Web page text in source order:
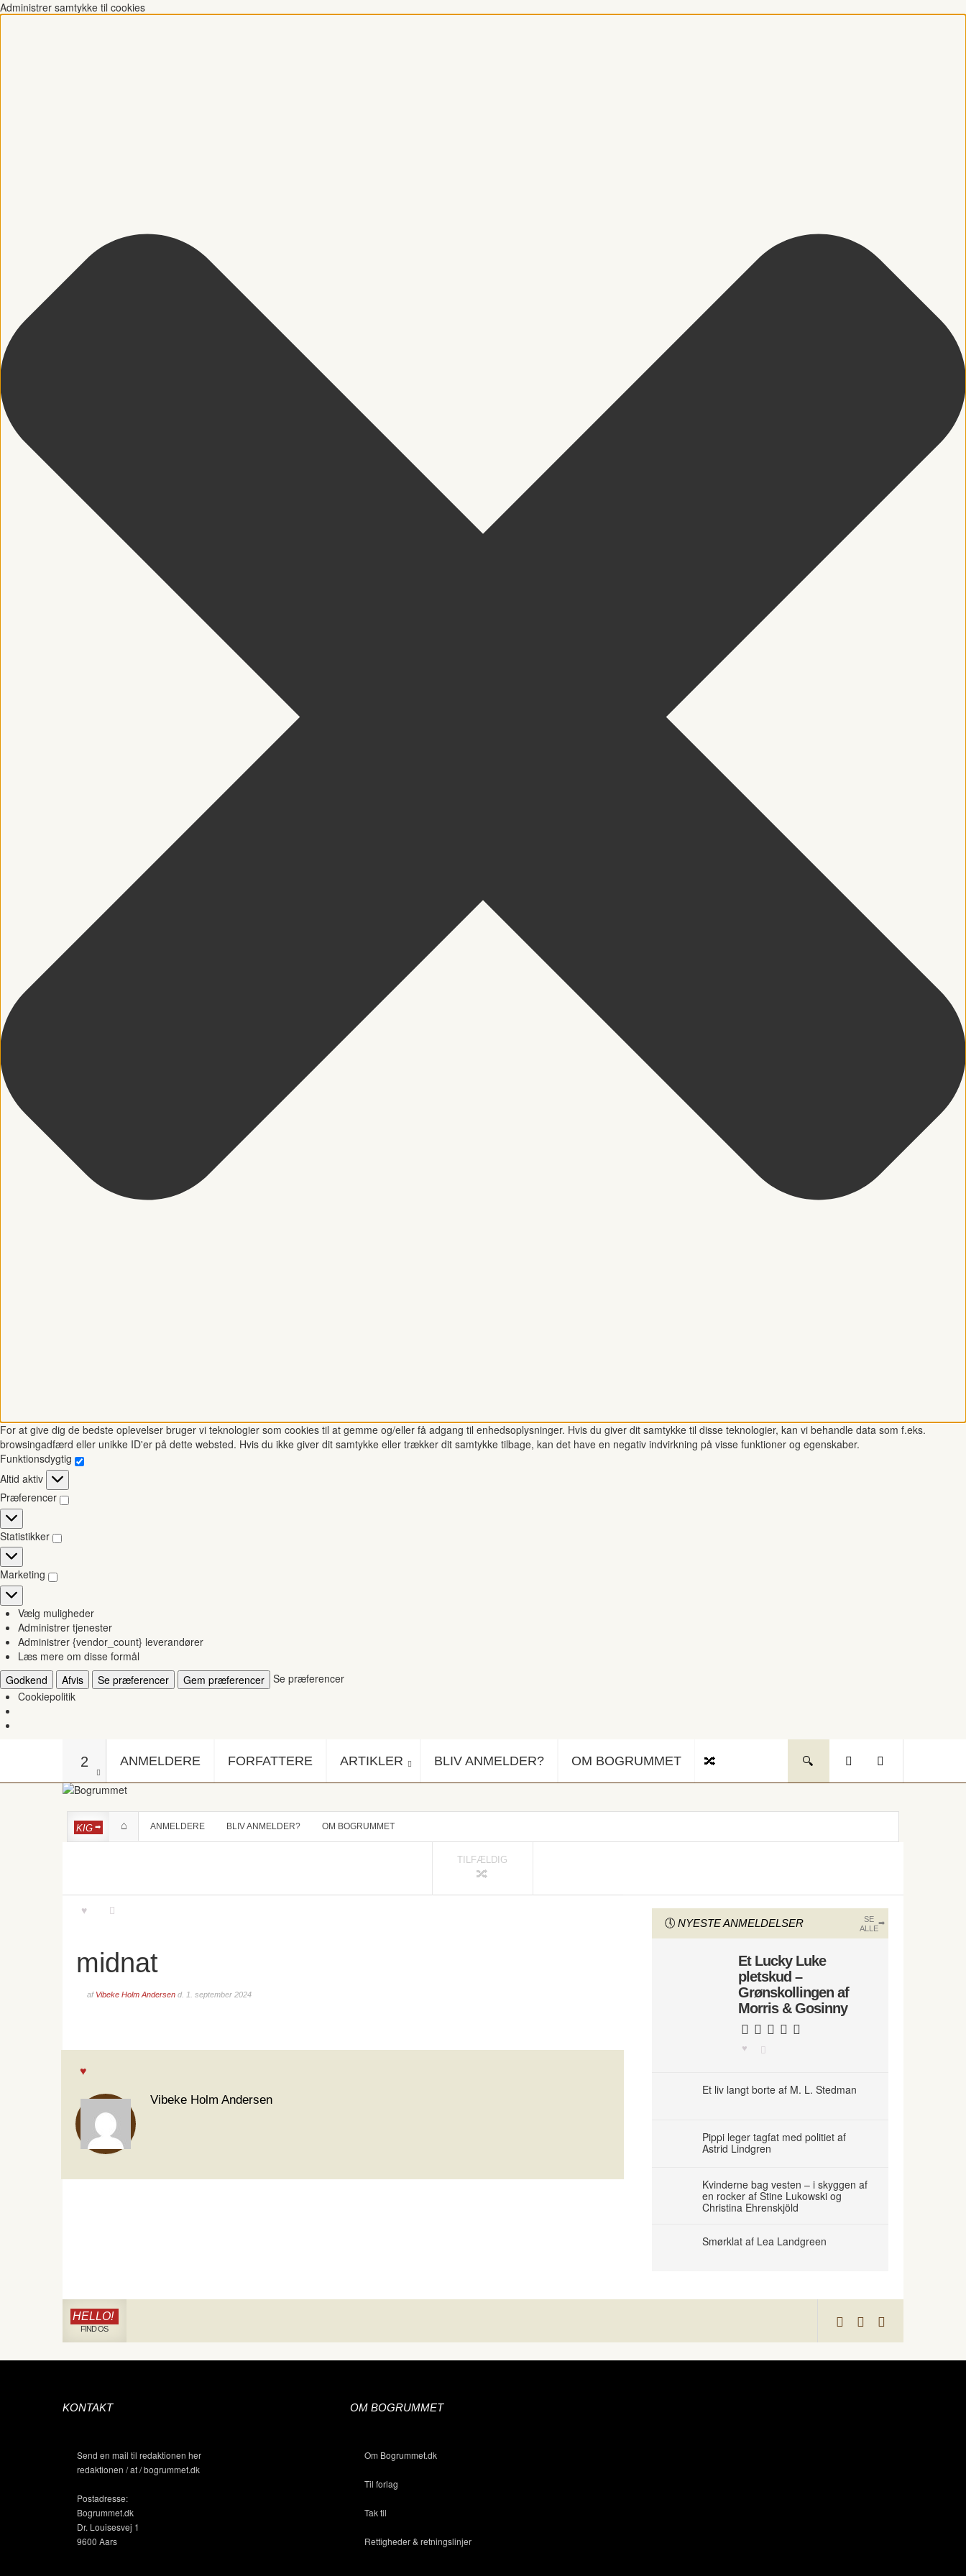
Administrer samtykke til cookies
For at give dig de bedste oplevelser bruger vi teknologier som cookies til at gemme og/eller få adgang til enhedsoplysninger. Hvis du giver dit samtykke til disse teknologier, kan vi behandle data som f.eks.
browsingadfærd eller unikke ID'er på dette websted. Hvis du ikke giver dit samtykke eller trækker dit samtykke tilbage, kan det have en negativ indvirkning på visse funktioner og egenskaber.
Funktionsdygtig
Funktionsdygtig
Altid aktiv
Præferencer
Præferencer
Statistikker
Statistikker
Marketing
Marketing
Vælg muligheder
Administrer tjenester
Administrer {vendor_count} leverandører
Læs mere om disse formål
Godkend
Afvis Se præferencer Gem præferencer Se præferencer
Cookiepolitik
2 ANMELDERE FORFATTERE ARTIKLER BLIV ANMELDER? OM BOGRUMMET
KIG ANMELDERE BLIV ANMELDER? OM BOGRUMMET
TILFÆLDIG
midnat
af Vibeke Holm Andersen d. 1. september 2024
Vibeke Holm Andersen
NYESTE ANMELDELSER
SE
ALLE
Et Lucky Luke
pletskud –
Grønskollingen af
Morris & Gosinny
Et liv langt borte af M. L. Stedman
Pippi leger tagfat med politiet af
Astrid Lindgren
Kvinderne bag vesten – i skyggen af
en rocker af Stine Lukowski og
Christina Ehrenskjöld
Smørklat af Lea Landgreen
HELLO!
FIND OS
KONTAKT
Send en mail til redaktionen her
redaktionen / at / bogrummet.dk
Postadresse:
Bogrummet.dk
Dr. Louisesvej 1
9600 Aars
OM BOGRUMMET
Om Bogrummet.dk
Til forlag
Tak til
Rettigheder & retningslinjer